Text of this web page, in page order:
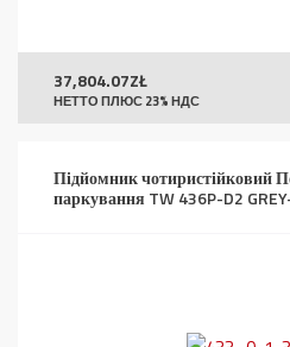
37,804.07ZŁ
НЕТТО ПЛЮС 23% НДС
Підйомник чотиристійковий
паркування TW 436P-D2